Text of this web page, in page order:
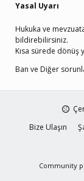
Yasal Uyarı
Hukuka ve
bildirebilirsiniz.
Kısa sürede dönüş
Ban ve Diğer
Bize Ulaşın
Community